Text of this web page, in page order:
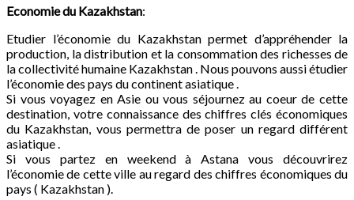
Economie du Kazakhstan:
Etudier l’économie du Kazakhstan permet d’appréhender la
production, la distribution et la consommation des richesses de
la collectivité humaine Kazakhstan . Nous pouvons aussi étudier
l’économie des pays du continent asiatique .
Si vous voyagez en Asie ou vous séjournez au coeur de cette
destination, votre connaissance des chiffres clés économiques
du Kazakhstan, vous permettra de poser un regard différent
asiatique .
Si vous partez en weekend à Astana vous découvrirez
l’économie de cette ville au regard des chiffres économiques du
pays ( Kazakhstan ).